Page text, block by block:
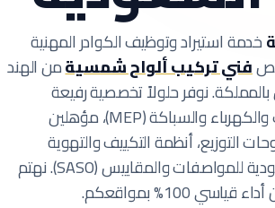
خدمة استيراد وتوظيف الكوادر المهنية
فني تركيب ألواح شمسيةمن الهند
نوفر حلولاً تخصصية رفيعة
المستوى لمهندسي وفنيي الميكانيك والكهرباء والسباكة (MEP)، مؤهلين
التوزيع، أنظمة التكييف والتهوية
نهتم
100% بمواقعكم.